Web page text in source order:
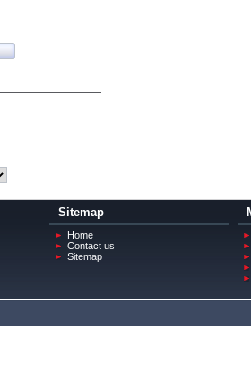
Sitemap
Home
Contact us
Sitemap